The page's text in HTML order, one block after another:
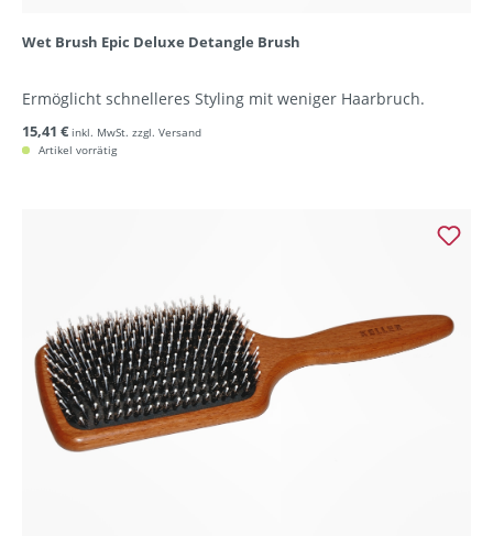
Wet Brush Epic Deluxe Detangle Brush
Ermöglicht schnelleres Styling mit weniger Haarbruch.
15,41 € inkl. MwSt. zzgl. Versand
Artikel vorrätig